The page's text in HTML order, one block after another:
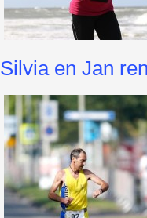
Silvia en Jan